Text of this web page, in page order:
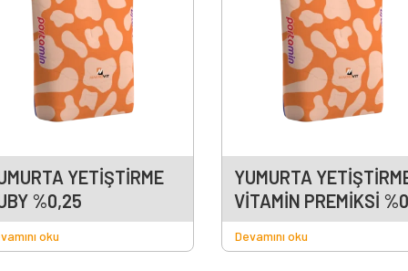
YETİŞTİRME
%0,25
oku
YUMURTA
VİTAMİN PREMİKSİ
Devamını oku